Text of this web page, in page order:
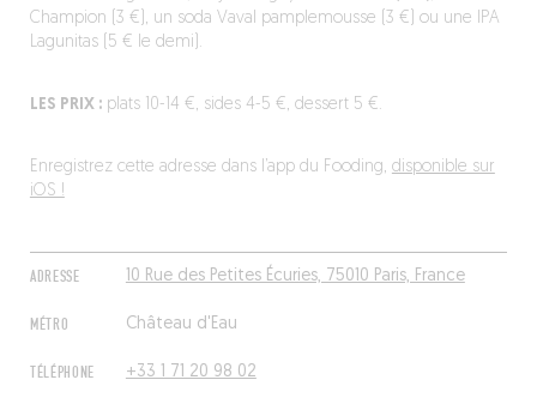
ADRESSE 10 Rue des Petites Écuries, 75010 Paris, France
MÉTRO Château d'Eau
TÉLÉPHONE +33 1 71 20 98 02
Champion (3 €), un soda Vaval pamplemousse (3 €) ou une IPA
Lagunitas (5 € le demi).
LES PRIX :plats 10-14 €, sides 4-5 €, dessert 5 €.
Enregistrez cette adresse dans l’app du Fooding, disponible sur
iOS !